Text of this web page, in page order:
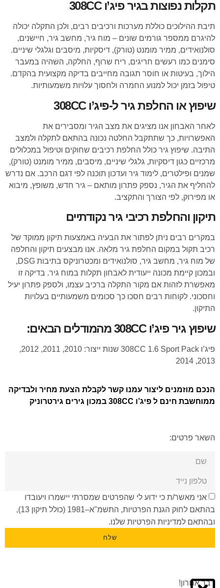
תקלות נפוצות בגיר פיג’ו 308CC
תיבת ההילוכים כוללת מערכות ורכיבים רבים, ולכן התקלה יכולה
להיגרם ממספר גורמים שונים – מוח גיר, מחשב גיר, חיישנים,
סולנואידים, ממיר מומנט (טורק), דיסקיות, מיסבים וגלגלי שיניים.
סימנים כמו רעשים חריגים, ריח שרוף, החלקה, השהיה במעבר
הילוך, בעיטות או חוסר תגובה מחייבים בדיקה מקצועית בהקדם.
טיפול בזמן יכול למנוע החמרה ולחסוך עלויות משמעותיות.
שיפוץ או החלפת גיר ל-פיג’ו 308CC
לאחר האבחון אנו מציגים את מצב הגיר ומסבירים את
האפשרויות, כך שתתקבל החלטה נכונה בהתאם לתקלה ולמצב
התיבה. שיפוץ גיר כולל החלפת רכיבים שחוקים וטיפול במכלולים
מרכזיים כגון דיסקיות, גלגלי שיניים, מיסבים, ממיר מומנט (טורק),
שמנים ופילטרים, לימוד גיר ועדכון תוכנה לפי דגם הרכב. אם נדרש
להחליף את הגיר, נספק פתרון מותאם – גיר חדש, משופץ, מיבוא
או מפירוק, לפי הצורך והתקציב.
תיקון והחלפת רכיבי גיר נקודתיים
במקרים רבים ניתן לפתור את הבעיה באמצעות תיקון ממוקד של
רכיב תקול במקום החלפת גיר מלאה. אנו מבצעים תיקון והחלפה
של מוח גיר, מחשב גיר, סולנואידים ומכטרוניקס בתיבות DSG,
ובמכון קיימת מכונה ייעודית לאבחון תקלות במוח גיר. בדיקה זו
מאפשרת לזהות אם מקור התקלה ברכיב עצמו, ולספק פתרון יעיל
וחסכוני. לקוחות רבים חסכו כך סכומים משמעותיים בעלויות
התיקון.
שיפוץ גיר פיג’ו 308CC מהמודלים הבאים:
פיג’ו 308CC 1.6 Sport Pack שנות ייצור: 2010, 2011, 2012,
2013, 2014
הנכם מוזמנים ליצור עמנו קשר לקבלת הצעת מחיר ולבדיקה
ממוחשבת חינם ל פיג’ו 308CC במכון גירים גירטרוניק
השאר פרטים:
אני מאשר/ת כי ידוע לי שהפרטים שמסרתי יישמרו ויעובדו
בהתאם לחוק הגנת הפרטיות, התשמ"א–1981 (כולל תיקון 13),
ובהתאם ל מדיניות הפרטיותשלנו.
שלח
דבר אחרון!